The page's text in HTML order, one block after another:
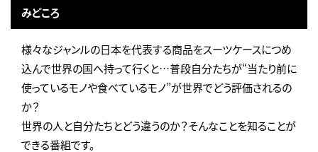
みどころ
様々なジャンルの日本を代表する商品をスーツケースにつめ
込んで世界の国へ持って行くと…普段自分たちが“当たり前に
使っているモノや食べているモノ”が世界でどう評価されるの
か？
世界の人と自分たちとどう違うのか？そんなことを知ることが
できる番組です。